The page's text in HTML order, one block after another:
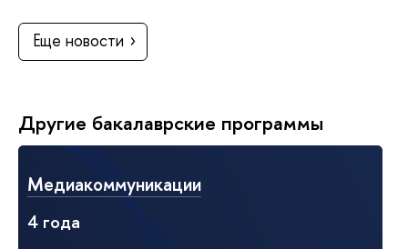
Еще новости
Другие бакалаврские программы
Медиакоммуникации
4 года